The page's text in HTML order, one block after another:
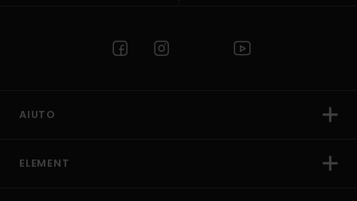
AIUTO
ELEMENT